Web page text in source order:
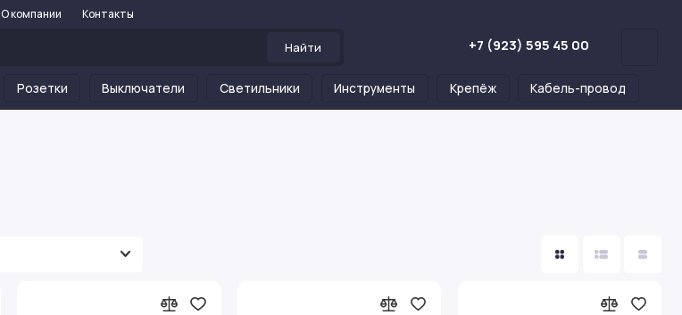
О компании Контакты
Найти +7 (923) 595 45 00
Розетки Выключатели Светильники Инструменты Крепёж Кабель-провод